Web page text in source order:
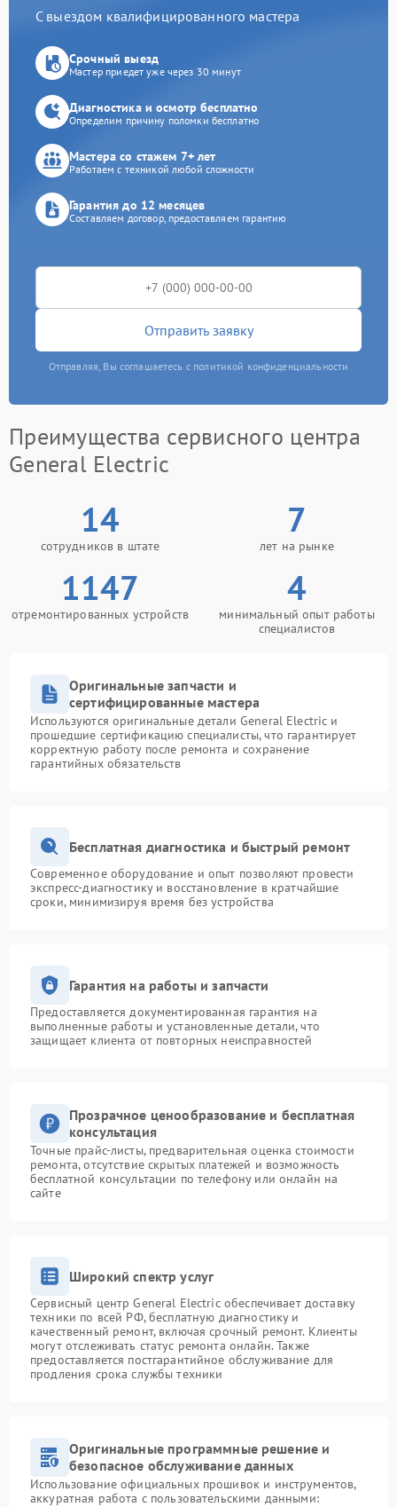
С выездом квалифицированного мастера
Срочный выезд
Мастер приедет уже через 30 минут
Диагностика и осмотр бесплатно
Определим причину поломки бесплатно
Мастера со стажем 7+ лет
Работаем с техникой любой сложности
Гарантия до 12 месяцев
Составляем договор, предоставляем гарантию
Отправить заявку
Отправляя, Вы соглашаетесь с политикой конфиденциальности
Преимущества сервисного центра
General Electric
14
сотрудников в штате
7
лет на рынке
1147
отремонтированных устройств
4
минимальный опыт работы
специалистов
Оригинальные запчасти и
сертифицированные мастера
Используются оригинальные детали General Electric и
прошедшие сертификацию специалисты, что гарантирует
корректную работу после ремонта и сохранение
гарантийных обязательств
Бесплатная диагностика и быстрый ремонт
Современное оборудование и опыт позволяют провести
экспресс-диагностику и восстановление в кратчайшие
сроки, минимизируя время без устройства
Гарантия на работы и запчасти
Предоставляется документированная гарантия на
выполненные работы и установленные детали, что
защищает клиента от повторных неисправностей
Прозрачное ценообразование и бесплатная
консультация
Точные прайс-листы, предварительная оценка стоимости
ремонта, отсутствие скрытых платежей и возможность
бесплатной консультации по телефону или онлайн на
сайте
Широкий спектр услуг
Сервисный центр General Electric обеспечивает доставку
техники по всей РФ, бесплатную диагностику и
качественный ремонт, включая срочный ремонт. Клиенты
могут отслеживать статус ремонта онлайн. Также
предоставляется постгарантийное обслуживание для
продления срока службы техники
Оригинальные программные решение и
безопасное обслуживание данных
Использование официальных прошивок и инструментов,
аккуратная работа с пользовательскими данными: